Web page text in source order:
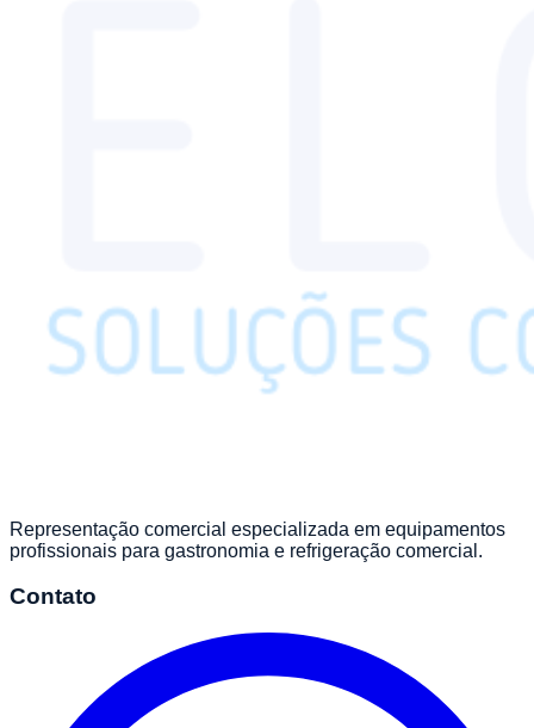
Representação comercial especializada em equipamentos
profissionais para gastronomia e refrigeração comercial.
Contato